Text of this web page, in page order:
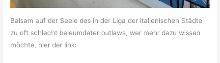
Balsam auf der Seele des in der Liga der italienischen Städte
zu oft schlecht beleumdeter outlaws, wer mehr dazu wissen
möchte, hier der link: